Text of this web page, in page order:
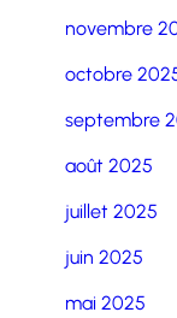
novembre
octobre
septembre
août 2025
juillet 2025
juin 2025
mai 2025